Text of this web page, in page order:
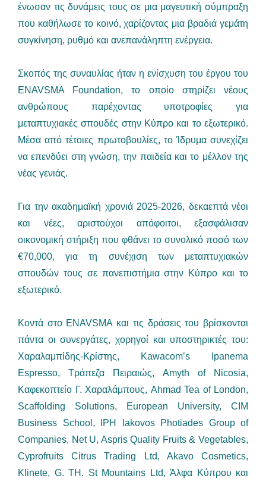
ένωσαν τις δυνάμεις τους σε μια μαγευτική σύμπραξη
που καθήλωσε το κοινό, χαρίζοντας μια βραδιά γεμάτη
συγκίνηση, ρυθμό και ανεπανάληπτη ενέργεια.
Σκοπός της συναυλίας ήταν η ενίσχυση του έργου του
ENAVSMA Foundation, το οποίο στηρίζει νέους
ανθρώπους παρέχοντας υποτροφίες για
μεταπτυχιακές σπουδές στην Κύπρο και το εξωτερικό.
Μέσα από τέτοιες πρωτοβουλίες, το Ίδρυμα συνεχίζει
να επενδύει στη γνώση, την παιδεία και το μέλλον της
νέας γενιάς.
Για την ακαδημαϊκή χρονιά 2025-2026, δεκαεπτά νέοι
και νέες, αριστούχοι απόφοιτοι, εξασφάλισαν
οικονομική στήριξη που φθάνει το συνολικό ποσό των
€70,000, για τη συνέχιση των μεταπτυχιακών
σπουδών τους σε πανεπιστήμια στην Κύπρο και το
εξωτερικό.
Κοντά στο ENAVSMA και τις δράσεις του βρίσκονται
πάντα οι συνεργάτες, χορηγοί και υποστηρικτές του:
Χαραλαμπίδης-Κρίστης, Kawacom’s Ipanema
Espresso, Τράπεζα Πειραιώς, Amyth of Nicosia,
Καφεκοπτείο Γ. Χαραλάμπους, Ahmad Tea of London,
Scaffolding Solutions, European University, CIM
Business School, IPH Iakovos Photiades Group of
Companies, Net U, Aspris Quality Fruits & Vegetables,
Cyprofruits Citrus Trading Ltd, Akavo Cosmetics,
Klinete, G. TH. St Mountains Ltd, Άλφα Κύπρου και